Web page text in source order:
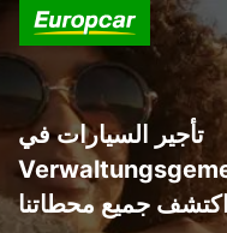
تأجير السيارات في
اكتشف جميع محطاتنا